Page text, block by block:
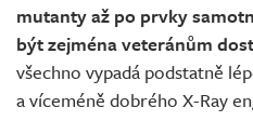
mutanty až po prvky
být zejména veteránům
všechno vypadá podstatně
a víceméně dobrého X-Ray